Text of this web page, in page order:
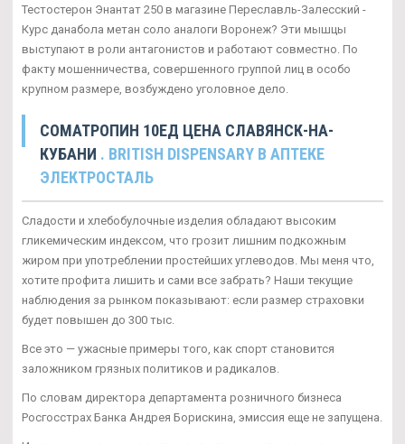
Тестостерон Энантат 250 в магазине Переславль-Залесский -
Курс данабола метан соло аналоги Воронеж? Эти мышцы
выступают в роли антагонистов и работают совместно. По
факту мошенничества, совершенного группой лиц в особо
крупном размере, возбуждено уголовное дело.
CОМАТРОПИН 10ЕД ЦЕНА СЛАВЯНСК-НА-
КУБАНИ . BRITISH DISPENSARY В АПТЕКЕ
ЭЛЕКТРОСТАЛЬ
Сладости и хлебобулочные изделия обладают высоким
гликемическим индексом, что грозит лишним подкожным
жиром при употреблении простейших углеводов. Мы меня что,
хотите профита лишить и сами все забрать? Наши текущие
наблюдения за рынком показывают: если размер страховки
будет повышен до 300 тыс.
Все это — ужасные примеры того, как спорт становится
заложником грязных политиков и радикалов.
По словам директора департамента розничного бизнеса
Росгосстрах Банка Андрея Борискина, эмиссия еще не запущена.